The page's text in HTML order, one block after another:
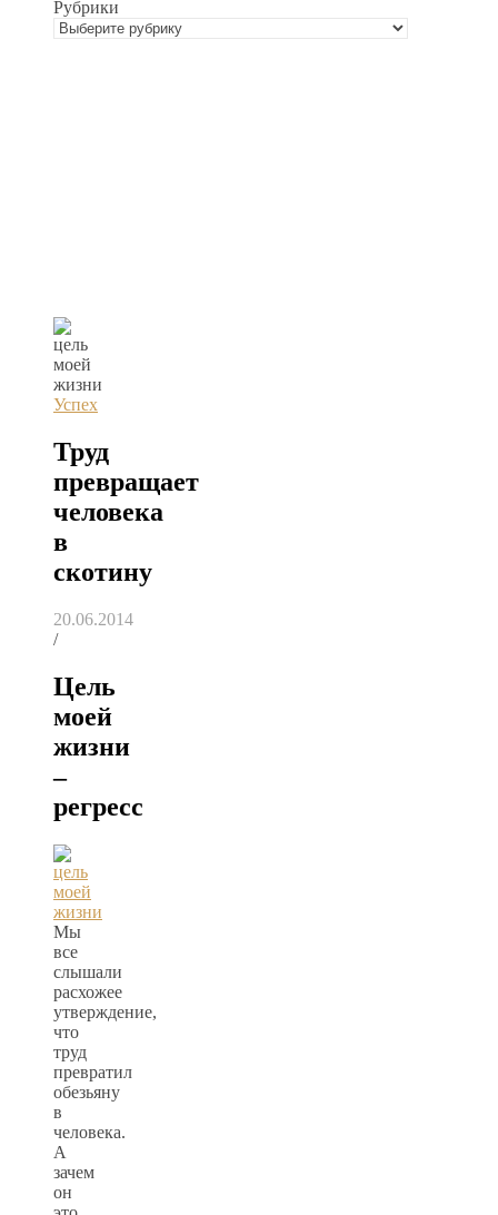
Рубрики
Успех
Труд
превращает
человека
в
скотину
20.06.2014
/
Цель
моей
жизни
–
регресс
Мы
все
слышали
расхожее
утверждение,
что
труд
превратил
обезьяну
в
человека.
А
зачем
он